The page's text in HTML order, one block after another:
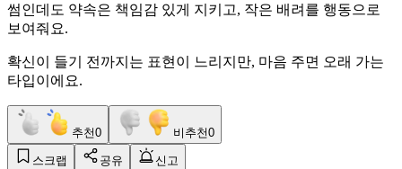
썸인데도 약속은 책임감 있게 지키고, 작은 배려를 행동으로
보여줘요.
확신이 들기 전까지는 표현이 느리지만, 마음 주면 오래 가는
타입이에요.
추천0 비추천0
스크랩 공유 신고